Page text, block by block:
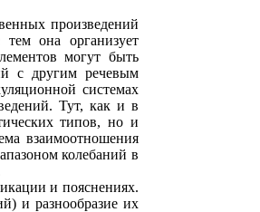
произведений
она организует
могут быть
с другим речевым
системах
Тут, как и в
типов, но и
взаимоотношения
колебаний в
и пояснениях.
и разнообразие их